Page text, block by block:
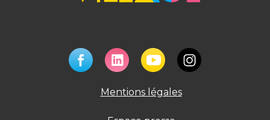
Mentions légales